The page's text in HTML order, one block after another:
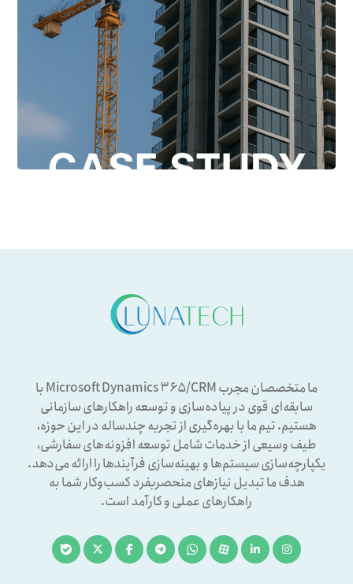
ما متخصصان مجرب Microsoft Dynamics ۳۶۵/CRM با
سابقه‌ای قوی در پیاده‌سازی و توسعه راهکارهای سازمانی
هستیم. تیم ما با بهره‌گیری از تجربه چندساله در این حوزه،
طیف وسیعی از خدمات شامل توسعه افزونه‌های سفارشی،
یکپارچه‌سازی سیستم‌ها و بهینه‌سازی فرآیندها را ارائه می‌دهد.
هدف ما تبدیل نیازهای منحصربفرد کسب‌وکار شما به
راهکارهای عملی و کارآمد است.